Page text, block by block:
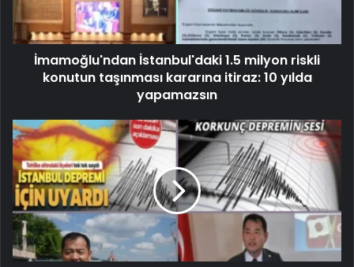
İmamoğlu'ndan İstanbul'daki 1.5 milyon riskli
konutun taşınması kararına itiraz: 10 yılda
yapamazsın